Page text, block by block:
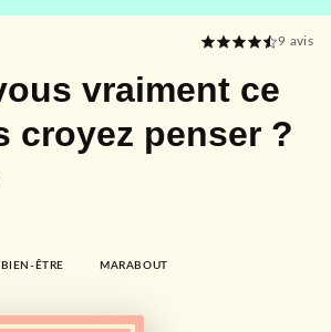
9 avis
vraiment ce
croyez penser ?
ÊTRE MARABOUT